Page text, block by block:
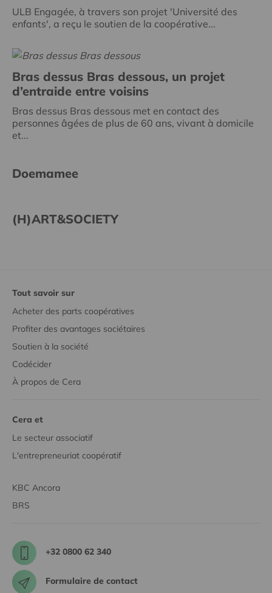
ULB Engagée, à travers son projet 'Université des
enfants', a reçu le soutien de la coopérative...
Bras dessus Bras dessous, un projet
d’entraide entre voisins
Bras dessus Bras dessous met en contact des
personnes âgées de plus de 60 ans, vivant à domicile
et...
Doemamee
(H)ART&SOCIETY
Tout savoir sur
Acheter des parts coopératives
Profiter des avantages sociétaires
Soutien à la société
Codécider
À propos de Cera
Cera et
Le secteur associatif
L'entrepreneuriat coopératif
KBC Ancora
BRS
+32 0800 62 340
Formulaire de contact